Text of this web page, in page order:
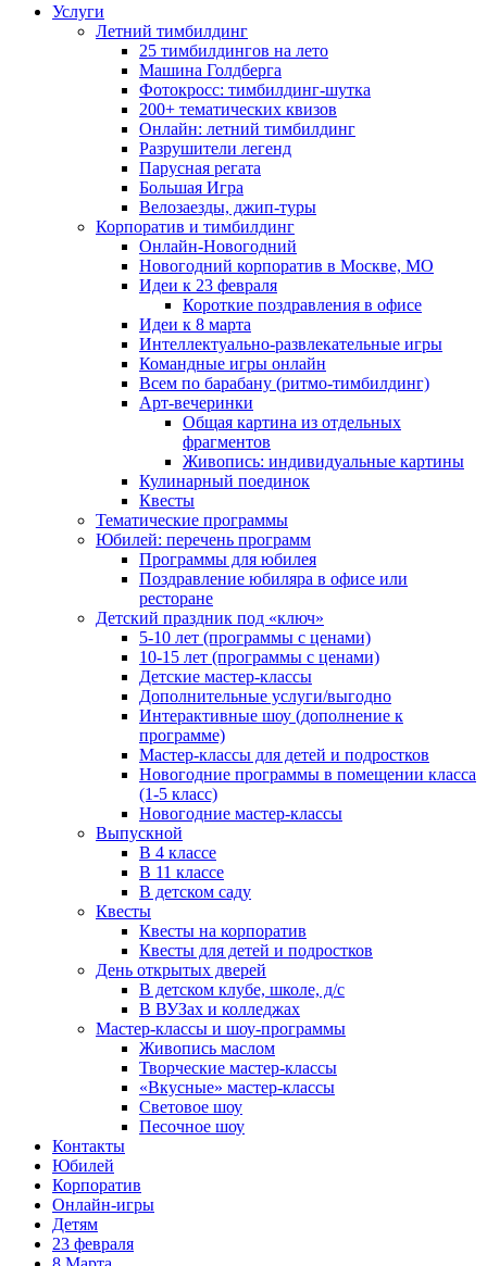
Услуги
Летний тимбилдинг
25 тимбилдингов на лето
Машина Голдберга
Фотокросс: тимбилдинг-шутка
200+ тематических квизов
Онлайн: летний тимбилдинг
Разрушители легенд
Парусная регата
Большая Игра
Велозаезды, джип-туры
Корпоратив и тимбилдинг
Онлайн-Новогодний
Новогодний корпоратив в Москве, МО
Идеи к 23 февраля
Короткие поздравления в офисе
Идеи к 8 марта
Интеллектуально-развлекательные игры
Командные игры онлайн
Всем по барабану (ритмо-тимбилдинг)
Арт-вечеринки
Общая картина из отдельных
фрагментов
Живопись: индивидуальные картины
Кулинарный поединок
Квесты
Тематические программы
Юбилей: перечень программ
Программы для юбилея
Поздравление юбиляра в офисе или
ресторане
Детский праздник под «ключ»
5-10 лет (программы с ценами)
10-15 лет (программы с ценами)
Детские мастер-классы
Дополнительные услуги/выгодно
Интерактивные шоу (дополнение к
программе)
Мастер-классы для детей и подростков
Новогодние программы в помещении класса
(1-5 класс)
Новогодние мастер-классы
Выпускной
В 4 классе
В 11 классе
В детском саду
Квесты
Квесты на корпоратив
Квесты для детей и подростков
День открытых дверей
В детском клубе, школе, д/с
В ВУЗах и колледжах
Мастер-классы и шоу-программы
Живопись маслом
Творческие мастер-классы
«Вкусные» мастер-классы
Световое шоу
Песочное шоу
Контакты
Юбилей
Корпоратив
Онлайн-игры
Детям
23 февраля